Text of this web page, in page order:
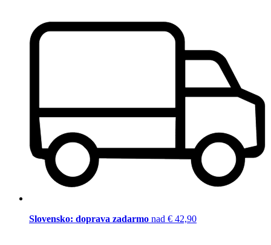
Slovensko: doprava zadarmo nad € 42,90